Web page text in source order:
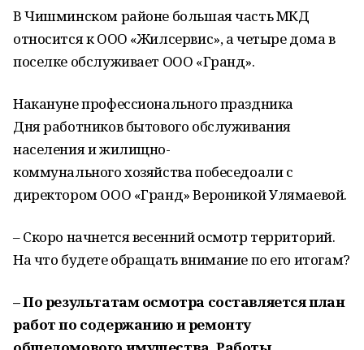
В Чишминском районе большая часть МКД
относится к ООО «Жилсервис», а четыре дома в
поселке обслуживает ООО «Гранд».
Накануне профессионального праздника
Дня работников бытового обслуживания
населения и жилищно-
коммунального хозяйства побеседоали с
директором ООО «Гранд» Вероникой Улямаевой.
– Скоро начнется весенний осмотр территорий.
На что будете обращать внимание по его итогам?
– По результатам осмотра составляется план
работ по содержанию и ремонту